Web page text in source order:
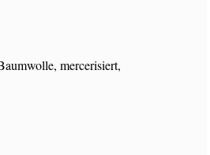
mercerisiert,